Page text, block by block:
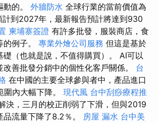
的。 外牆防水 全球行業的當前價值為
到2027年，最新報告預計將達到930
柬埔寨簽證 有許多批發，服裝商店，食
例子。 專業外燴公司服務 但這是基於
礎（也就是說，不值得購買）。 AI可以
善批發分銷中的個性化客戶關係。 台
在中國的主要全球參與者中，產品進口
內大幅下降。 現代風 台中刮痧療程推
決，三月的校正削弱了下滑，但與2019
流量下降了8.2％。 房屋 漏水 台中美